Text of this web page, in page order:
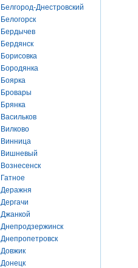
Белгород-Днестровский
Белогорск
Бердычев
Бердянск
Борисовка
Бородянка
Боярка
Бровары
Брянка
Васильков
Вилково
Винница
Вишневый
Вознесенск
Гатное
Деражня
Дергачи
Джанкой
Днепродзержинск
Днепропетровск
Довжик
Донецк